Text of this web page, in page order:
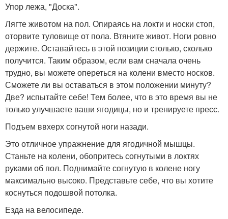
Упор лежа, "Доска".
Лягте животом на пол. Опираясь на локти и носки стоп,
оторвите туловище от пола. Втяните живот. Ноги ровно
держите. Оставайтесь в этой позиции столько, сколько
получится. Таким образом, если вам сначала очень
трудно, вы можете опереться на колени вместо носков.
Сможете ли вы оставаться в этом положении минуту?
Две? испытайте себе! Тем более, что в это время вы не
только улучшаете ваши ягодицы, но и тренируете пресс.
Подъем ввхерх согнутой ноги назади.
Это отличное упражнение для ягодичной мышцы.
Станьте на колени, обопритесь согнутыми в локтях
руками об пол. Поднимайте согнутую в колене ногу
максимально высоко. Представьте себе, что вы хотите
коснуться подошвой потолка.
Езда на велосипеде.